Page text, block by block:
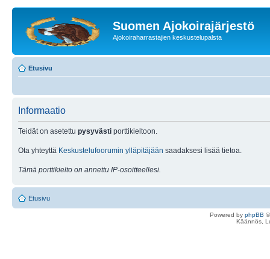
Suomen Ajokoirajärjestö
Ajokoiraharrastajien keskustelupalsta
Etusivu
Informaatio
Teidät on asetettu pysyvästi porttikieltoon.
Ota yhteyttä Keskustelufoorumin ylläpitäjään saadaksesi lisää tietoa.
Tämä porttikielto on annettu IP-osoitteellesi.
Etusivu
Powered by phpBB
Käännös,